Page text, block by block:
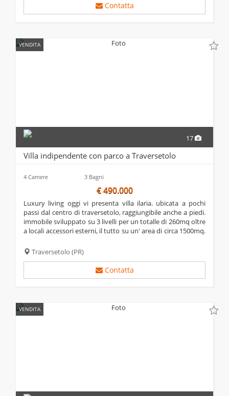
Contatta
VENDITA
17
Villa indipendente con parco a Traversetolo
4 Camere 3 Bagni
€ 490.000
luxury living oggi vi presenta villa ilaria. ubicata a pochi
passi dal centro di traversetolo, raggiungibile anche a piedi.
immobile sviluppato su 3 livelli per un totalle di 260mq oltre
a locali accessori esterni, il tutto su un' area di circa 1500mq.
ingresso che...
Traversetolo (PR)
Contatta
VENDITA